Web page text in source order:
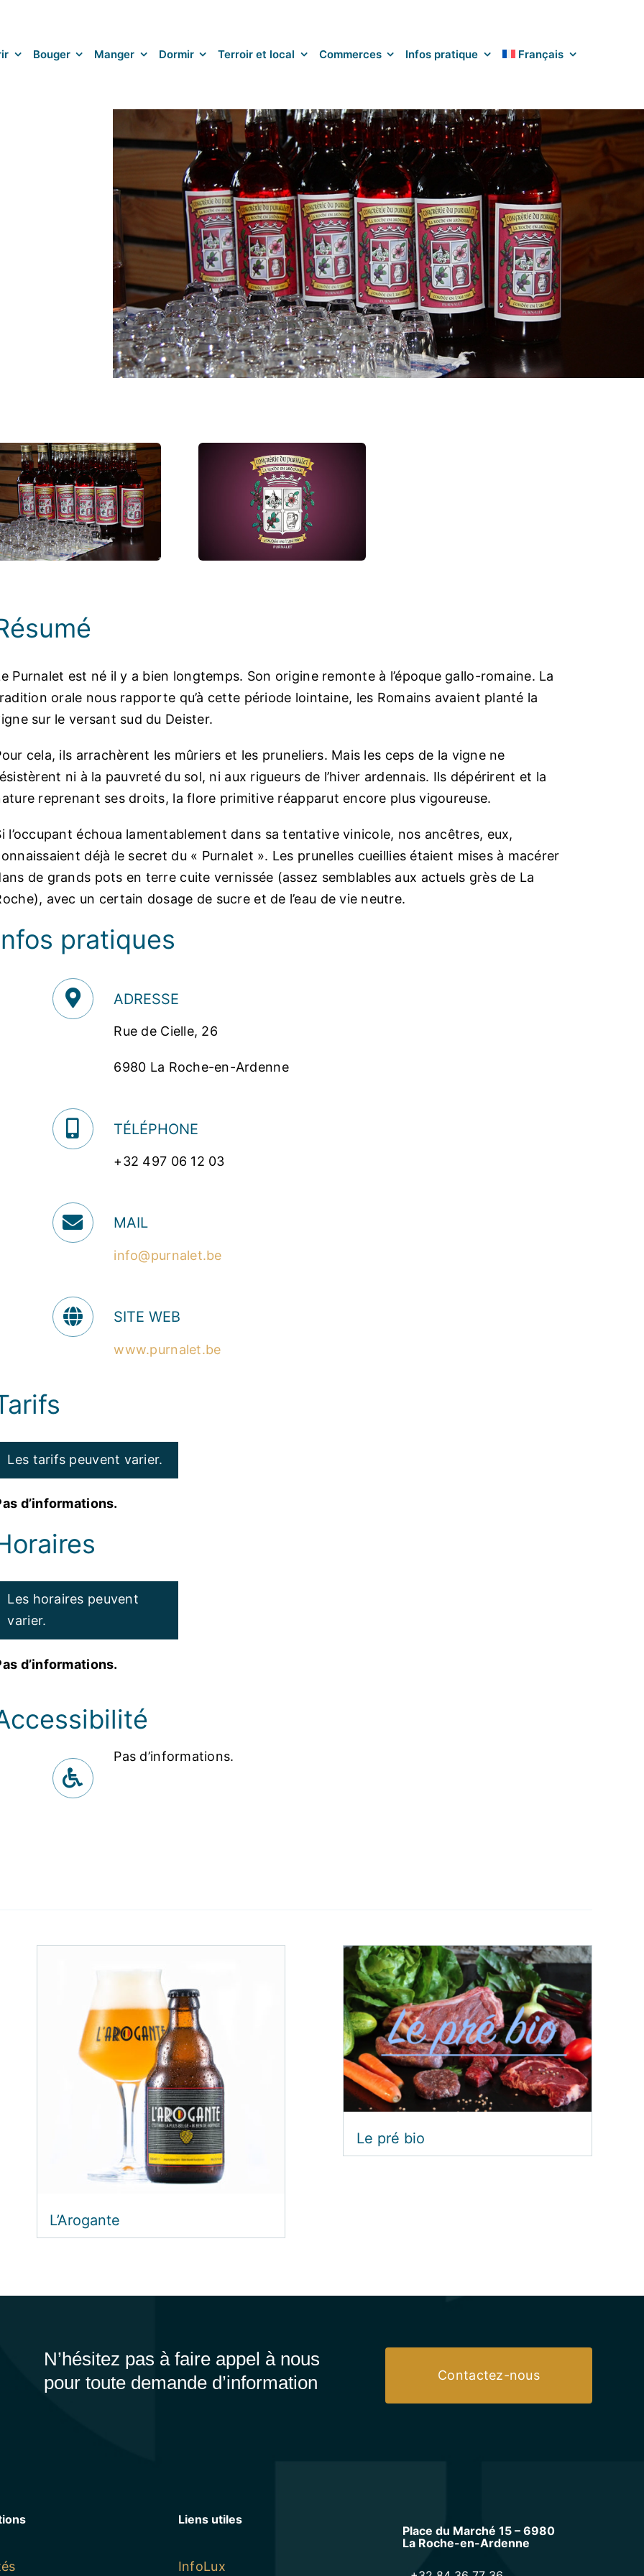
Bouger Manger Dormir Terroir et local Commerces Infos pratique Français
Purnalet est né il y a bien longtemps. Son origine remonte à l’époque gallo-romaine. La
orale nous rapporte qu’à cette période lointaine, les Romains avaient planté la
sur le versant sud du Deister.
cela, ils arrachèrent les mûriers et les pruneliers. Mais les ceps de la vigne ne
ni à la pauvreté du sol, ni aux rigueurs de l’hiver ardennais. Ils dépérirent et la
reprenant ses droits, la flore primitive réapparut encore plus vigoureuse.
l’occupant échoua lamentablement dans sa tentative vinicole, nos ancêtres, eux,
déjà le secret du « Purnalet ». Les prunelles cueillies étaient mises à macérer
de grands pots en terre cuite vernissée (assez semblables aux actuels grès de La
avec un certain dosage de sucre et de l’eau de vie neutre.
pratiques
ADRESSE
Rue de Cielle, 26
6980 La Roche-en-Ardenne
TÉLÉPHONE
+32 497 06 12 03
MAIL
info@purnalet.be
SITE WEB
www.purnalet.be
Les tarifs peuvent varier.
d’informations.
Les horaires peuvent
varier.
d’informations.
Pas d’informations.
L’Arogante
Le pré bio
N’hésitez pas à faire appel à nous
pour toute demande d’information
Contactez-nous
Liens utiles
InfoLux
Place du Marché 15 – 6980
La Roche-en-Ardenne